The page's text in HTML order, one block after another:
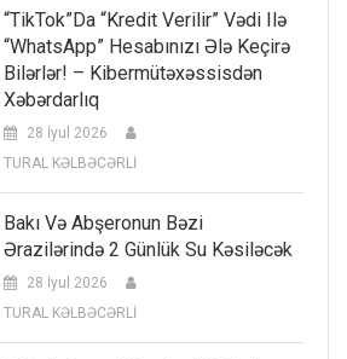
“TikTok”da “kredit Verilir” Vədi Ilə
“WhatsApp” Hesabınızı Ələ Keçirə
Bilərlər! – Kibermütəxəssisdən
Xəbərdarlıq
28 İyul 2026
TURAL KƏLBƏCƏRLİ
Bakı Və Abşeronun Bəzi
Ərazilərində 2 Günlük Su Kəsiləcək
28 İyul 2026
TURAL KƏLBƏCƏRLİ